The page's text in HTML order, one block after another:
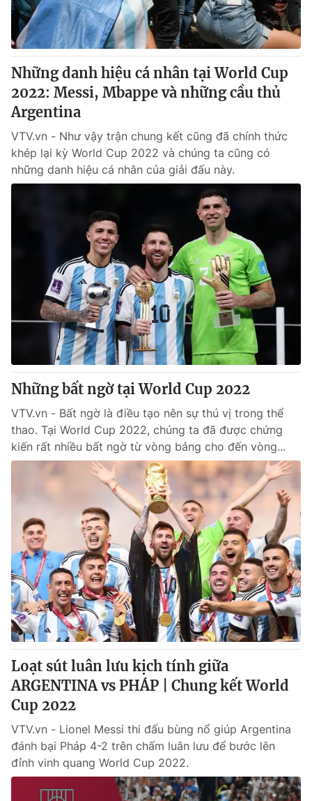
Những danh hiệu cá nhân tại World Cup
2022: Messi, Mbappe và những cầu thủ
Argentina
VTV.vn - Như vậy trận chung kết cũng đã chính thức
khép lại kỳ World Cup 2022 và chúng ta cũng có
những danh hiệu cá nhân của giải đấu này.
Những bất ngờ tại World Cup 2022
VTV.vn - Bất ngờ là điều tạo nên sự thú vị trong thể
thao. Tại World Cup 2022, chúng ta đã được chứng
kiến rất nhiều bất ngờ từ vòng bảng cho đến vòng...
Loạt sút luân lưu kịch tính giữa
ARGENTINA vs PHÁP | Chung kết World
Cup 2022
VTV.vn - Lionel Messi thi đấu bùng nổ giúp Argentina
đánh bại Pháp 4-2 trên chấm luân lưu để bước lên
đỉnh vinh quang World Cup 2022.